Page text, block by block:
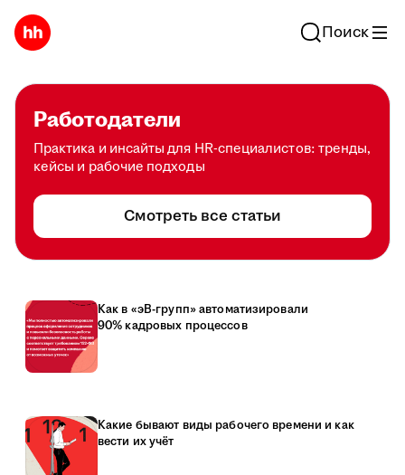
Поиск
Работодатели
Практика и инсайты для HR-специалистов: тренды,
кейсы и рабочие подходы
Смотреть все статьи
Как в «эВ-групп» автоматизировали
90% кадровых процессов
Какие бывают виды рабочего времени и как
вести их учёт